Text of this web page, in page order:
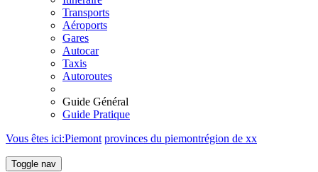
Transports
Aéroports
Gares
Autocar
Taxis
Autoroutes
Guide Général
Guide Pratique
Vous êtes ici:Piemont provinces du piemontrégion de xx
Toggle nav